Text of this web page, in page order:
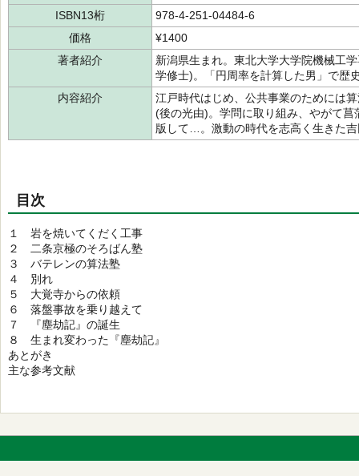
ISBN13桁
978-4-251-04484-6
価格
¥1400
著者紹介
新潟県生まれ。東北大学大学院機械工
学修士)。「円周率を計算した男」で歴
内容紹介
江戸時代はじめ、公共事業のためには
(後の光由)。学問に取り組み、やがて
版して…。激動の時代を志高く生きた
目次
１ 岩を焼いてくだく工事
２ 二条京極のそろばん塾
３ バテレンの算法塾
４ 別れ
５ 大覚寺からの依頼
６ 落盤事故を乗り越えて
７ 『塵劫記』の誕生
８ 生まれ変わった『塵劫記』
あとがき
主な参考文献